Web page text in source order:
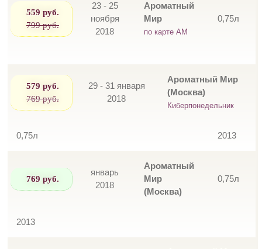
559 руб.
799 руб.
23 - 25
ноября
2018
Ароматный
Мир
по карте АМ
0,75л
579 руб.
769 руб.
29 - 31 января
2018
Ароматный Мир
(Москва)
Киберпонедельник
0,75л 2013
769 руб.
январь
2018
Ароматный
Мир
(Москва)
0,75л
2013